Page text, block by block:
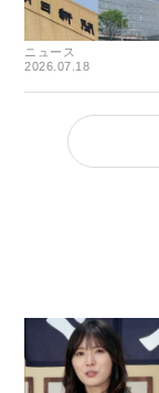
ニュース
2026.07.18